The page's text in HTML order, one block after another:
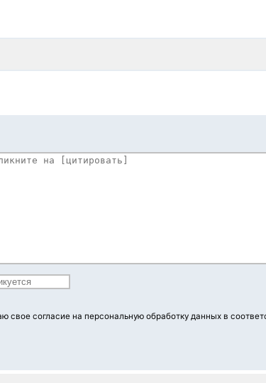
свое согласие на персональную обработку данных в